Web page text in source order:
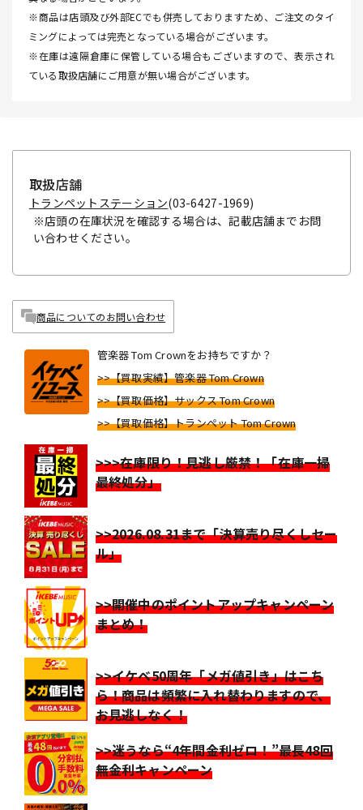
※商品は店頭及び外部ECでも併売しておりますため、ご注文のタイ
ミングによっては完売となっている場合がございます。
※在庫は遠隔倉庫に保管している場合もございますので、表示され
ている取扱店舗にご用意が無い場合がございます。
取扱店舗
トランペットステーション(03-6427-1969)
※店頭の在庫状況を確認する場合は、記載店舗までお問
い合わせください。
商品についてのお問い合わせ
管楽器 Tom Crownをお持ちですか？
>>【買取実績】管楽器 Tom Crown
>>【買取価格】サックス Tom Crown
>>【買取価格】トランペット Tom Crown
>>>在庫限り！見逃し厳禁！「在庫一掃
最終処分」
>>2026.08.31まで「決算売り尽くしセー
ル」
>>開催中のポイントアップキャンペーン
まとめ！
>>イケベ50周年「メガ値引き」はこち
ら！商品は頻繁に入れ替わりますので、
お見逃しなく！
>>迷うなら“4年間金利ゼロ！”最長48回
無金利キャンペーン